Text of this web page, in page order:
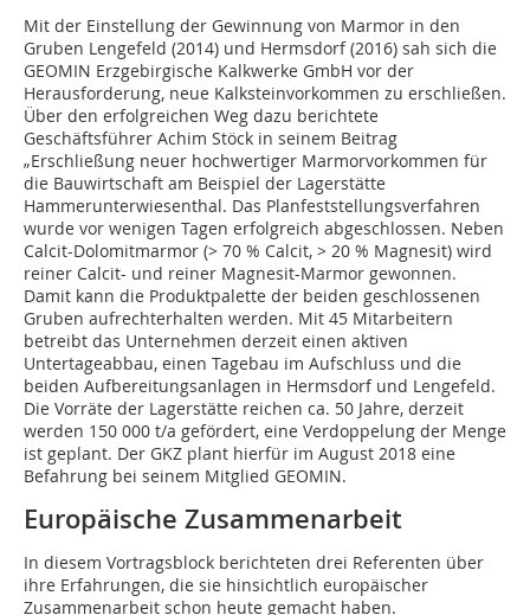
Mit der Einstellung der Gewinnung von Marmor in den
Gruben Lengefeld (2014) und Hermsdorf (2016) sah sich die
GEOMIN Erzgebirgische Kalkwerke GmbH vor der
Herausforderung, neue Kalksteinvorkommen zu erschließen.
Über den erfolgreichen Weg dazu berichtete
Geschäftsführer Achim Stöck in seinem Beitrag
„Erschließung neuer hochwertiger Marmorvorkommen für
die Bauwirtschaft am Beispiel der Lagerstätte
Hammerunterwiesenthal. Das Planfeststellungsverfahren
wurde vor wenigen Tagen erfolgreich abgeschlossen. Neben
Calcit-Dolomitmarmor (> 70 % Calcit, > 20 % Magnesit) wird
reiner Calcit- und reiner Magnesit-Marmor gewonnen.
Damit kann die Produktpalette der beiden geschlossenen
Gruben aufrechterhalten werden. Mit 45 Mitarbeitern
betreibt das Unternehmen derzeit einen aktiven
Untertageabbau, einen Tagebau im Aufschluss und die
beiden Aufbereitungsanlagen in Hermsdorf und Lengefeld.
Die Vorräte der Lagerstätte reichen ca. 50 Jahre, derzeit
werden 150 000 t/a gefördert, eine Verdoppelung der Menge
ist geplant. Der GKZ plant hierfür im August 2018 eine
Befahrung bei seinem Mitglied GEOMIN.
Europäische Zusammenarbeit
In diesem Vortragsblock berichteten drei Referenten über
ihre Erfahrungen, die sie hinsichtlich europäischer
Zusammenarbeit schon heute gemacht haben.